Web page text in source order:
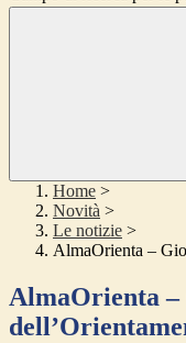
Home >
Novità >
Le notizie >
AlmaOrienta –
AlmaOrienta